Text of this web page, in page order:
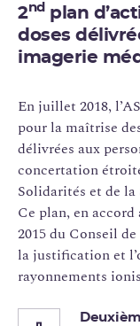
2ndplan
doses
imagerie
En juillet 2018,
pour la maîtrise
délivrées aux
concertation
Solidarités et de la
Ce plan, en
2015 du Conseil
la justification et
rayonnements